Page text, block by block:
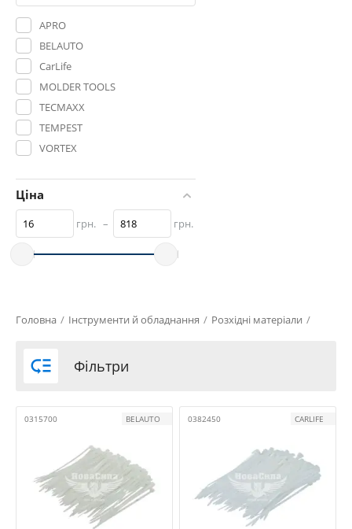
APRO
BELAUTO
CarLife
MOLDER TOOLS
TECMAXX
TEMPEST
VORTEX
Ціна
грн. – грн.
Головна / Інструменти й обладнання / Розхідні матеріали /
 Фільтри
0315700 BELAUTO 0382450 CARLIFE